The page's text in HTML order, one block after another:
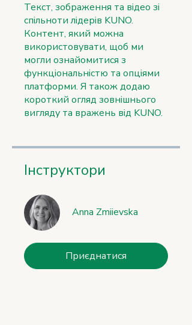
Текст, зображення та відео зі
спільноти лідерів KUNO.
Контент, який можна
використовувати, щоб ми
могли ознайомитися з
функціональністю та опціями
платформи. Я також додаю
короткий огляд зовнішнього
вигляду та вражень від KUNO.
Інструктори
Anna Zmiievska
Приєднатися